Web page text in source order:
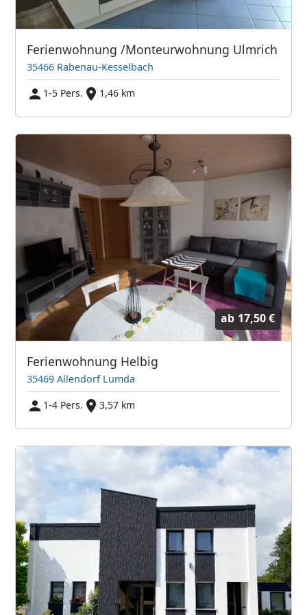
Ferienwohnung /Monteurwohnung Ulmrich
35466 Rabenau-Kesselbach
1-5 Pers.
1,46 km
ab 17,50 €
Ferienwohnung Helbig
35469 Allendorf Lumda
1-4 Pers.
3,57 km